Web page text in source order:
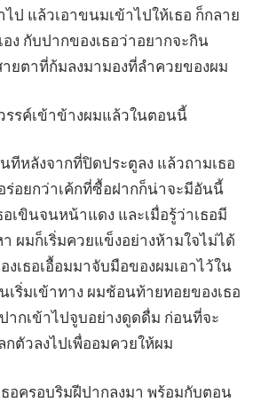
ป แล้วเอาขนมเข้าไปให้เธอ ก็กลาย
อง กับปากของเธอว่าอยากจะกิน
ยตาที่ก้มลงมามองที่ลำควยของผม
รรค์เข้าข้างผมแล้วในตอนนี้
ทีหลังจากที่ปิดประตูลง แล้วถามเธอ
อยกว่าเค้กที่ซื้อฝากก็น่าจะมีอันนี้
เขินจนหน้าแดง และเมื่อรู้ว่าเธอมี
ผมก็เริ่มควยแข็งอย่างห้ามใจไม่ได้
งเธอเอื้อมมาจับมือของผมเอาไว้ใน
เริ่มเข้าทาง ผมช้อนท้ายทอยของเธอ
ากเข้าไปจูบอย่างดูดดื่ม ก่อนที่จะ
กตัวลงไปเพื่ออมควยให้ผม
ธอครอบริมฝีปากลงมา พร้อมกับตอน